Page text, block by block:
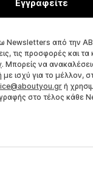
Εγγραφείτε
Newsletters από την
τις προσφορές και
. Μπορείς να
ισχύ για το μέλλον,
ή
στο τέλος κάθε